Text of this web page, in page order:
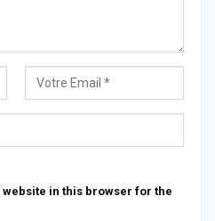
in this browser for the